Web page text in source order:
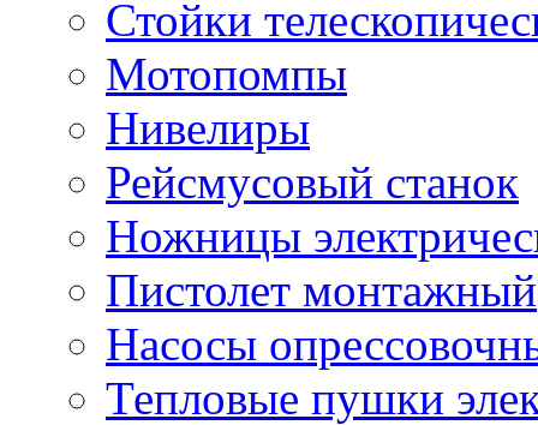
Стойки
Мотопомпы
Нивелиры
Рейсмусовый станок
Ножницы
Пистолет монтажный
Насосы
Тепловые пушки